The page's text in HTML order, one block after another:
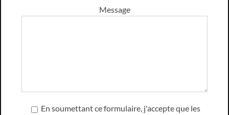
Message
En soumettant ce formulaire, j'accepte que les